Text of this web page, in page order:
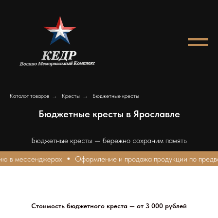
Каталог товаров → Кресты → Бюджетные кресты
Бюджетные кресты в Ярославле
Бюджетные кресты — бережно сохраним память
мессенджерах
Оформление и продажа продукции по
Стоимость бюджетного креста — от 3 000 рублей